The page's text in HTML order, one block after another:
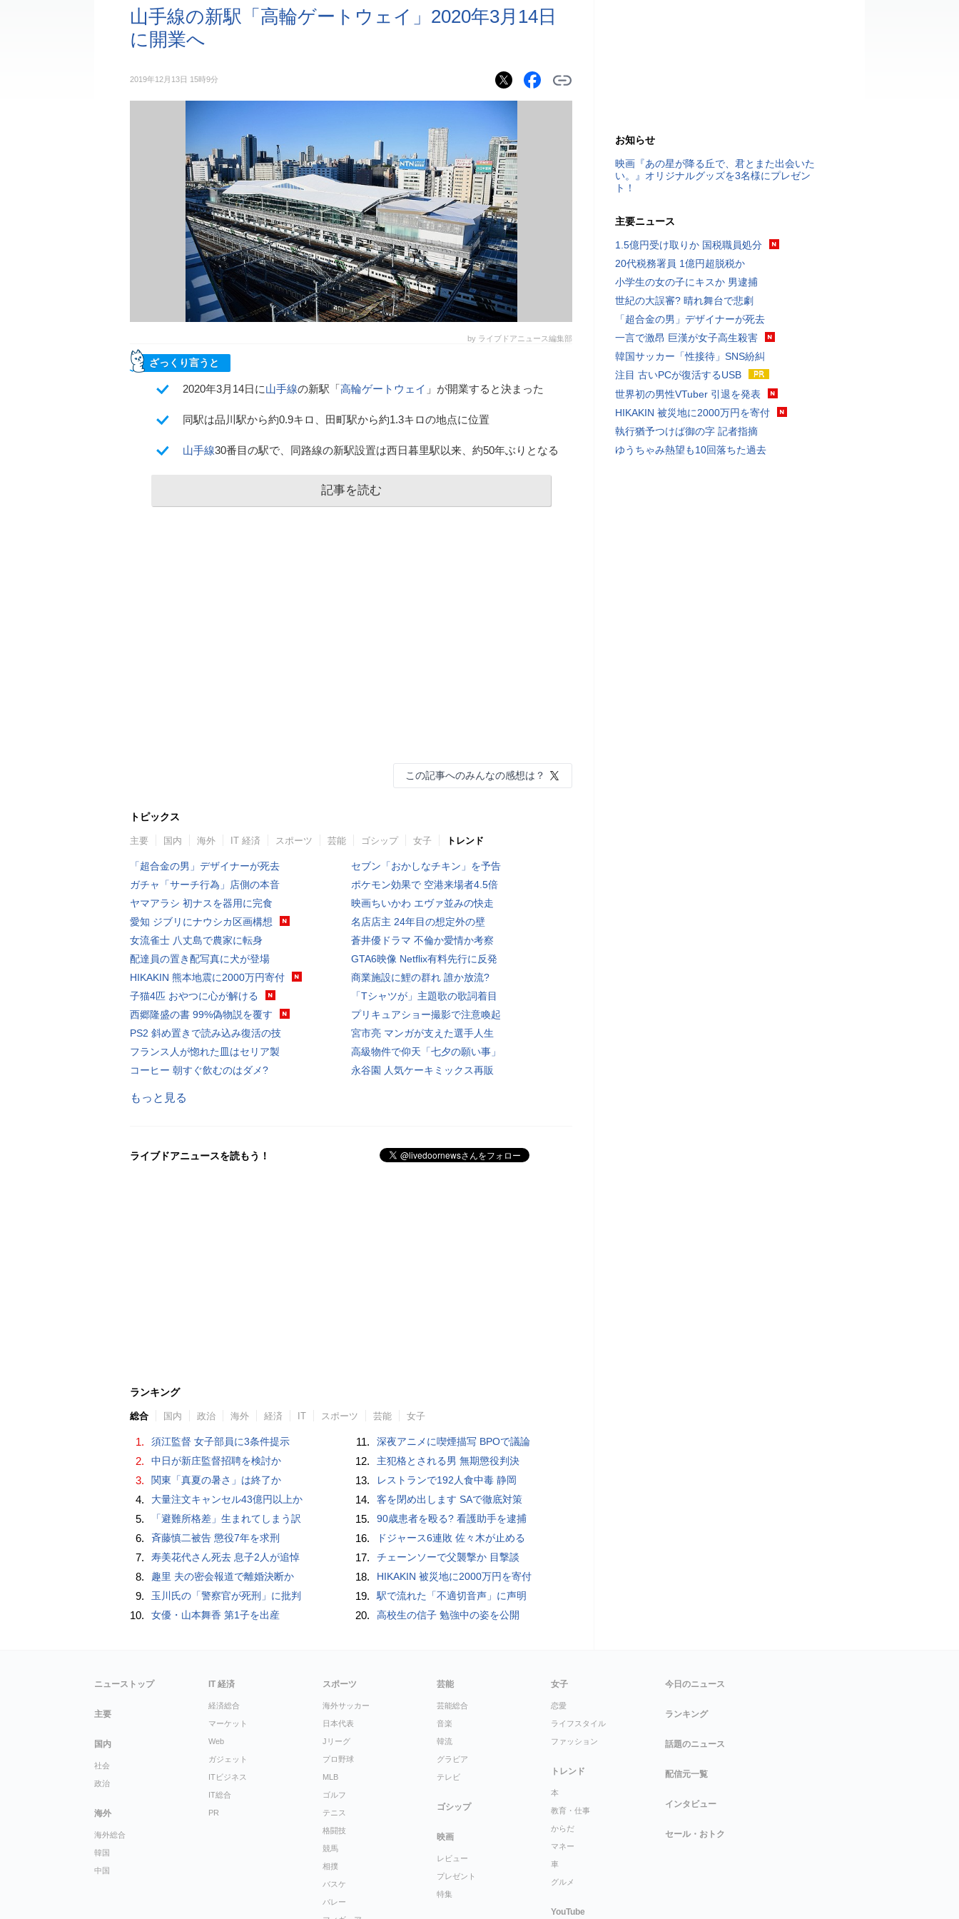
山手線の新駅「高輪ゲートウェイ」2020年3月14日
に開業へ
2019年12月13日 15時9分
by ライブドアニュース編集部
ざっくり言うと
2020年3月14日に山手線の新駅「高輪ゲートウェイ 」が開業すると決まった
同駅は品川駅から約0.9キロ、田町駅から約1.3キロの地点に位置
山手線30番目の駅で、同路線の新駅設置は西日暮里駅以来、約50年ぶりとなる
記事を読む
この記事へのみんなの感想は？
トピックス
主要 国内 海外 IT 経済 スポーツ 芸能 ゴシップ 女子 トレンド
「超合金の男」デザイナーが死去
ガチャ「サーチ行為」店側の本音
ヤマアラシ 初ナスを器用に完食
愛知 ジブリにナウシカ区画構想
女流雀士 八丈島で農家に転身
配達員の置き配写真に犬が登場
HIKAKIN 熊本地震に2000万円寄付
子猫4匹 おやつに心が解ける
西郷隆盛の書 99%偽物説を覆す
PS2 斜め置きで読み込み復活の技
フランス人が惚れた皿はセリア製
コーヒー 朝すぐ飲むのはダメ?
セブン「おかしなチキン」を予告
ポケモン効果で 空港来場者4.5倍
映画ちいかわ エヴァ並みの快走
名店店主 24年目の想定外の壁
蒼井優ドラマ 不倫か愛情か考察
GTA6映像 Netflix有料先行に反発
商業施設に鯉の群れ 誰か放流?
「Tシャツが」主題歌の歌詞着目
プリキュアショー撮影で注意喚起
宮市亮 マンガが支えた選手人生
高級物件で仰天「七夕の願い事」
永谷園 人気ケーキミックス再販
もっと見る
ライブドアニュースを読もう！
ランキング
総合 国内 政治 海外 経済 IT スポーツ 芸能 女子
1. 須江監督 女子部員に3条件提示
2. 中日が新庄監督招聘を検討か
3. 関東「真夏の暑さ」は終了か
4. 大量注文キャンセル43億円以上か
5. 「避難所格差」生まれてしまう訳
6. 斉藤慎二被告 懲役7年を求刑
7. 寿美花代さん死去 息子2人が追悼
8. 趣里 夫の密会報道で離婚決断か
9. 玉川氏の「警察官が死刑」に批判
10. 女優・山本舞香 第1子を出産
11. 深夜アニメに喫煙描写 BPOで議論
12. 主犯格とされる男 無期懲役判決
13. レストランで192人食中毒 静岡
14. 客を閉め出します SAで徹底対策
15. 90歳患者を殴る? 看護助手を逮捕
16. ドジャース6連敗 佐々木が止める
17. チェーンソーで父襲撃か 目撃談
18. HIKAKIN 被災地に2000万円を寄付
19. 駅で流れた「不適切音声」に声明
20. 高校生の信子 勉強中の姿を公開
お知らせ
映画『あの星が降る丘で、君とまた出会いた
い。』オリジナルグッズを3名様にプレゼン
ト！
主要ニュース
1.5億円受け取りか 国税職員処分
20代税務署員 1億円超脱税か
小学生の女の子にキスか 男逮捕
世紀の大誤審? 晴れ舞台で悲劇
「超合金の男」デザイナーが死去
一言で激昂 巨漢が女子高生殺害
韓国サッカー「性接待」SNS紛糾
注目 古いPCが復活するUSB
世界初の男性VTuber 引退を発表
HIKAKIN 被災地に2000万円を寄付
執行猶予つけば御の字 記者指摘
ゆうちゃみ熱望も10回落ちた過去
ニューストップ
主要
国内
社会
政治
海外
海外総合
韓国
中国
IT 経済
経済総合
マーケット
Web
ガジェット
ITビジネス
IT総合
PR
スポーツ
海外サッカー
日本代表
Jリーグ
プロ野球
MLB
ゴルフ
テニス
格闘技
競馬
相撲
バスケ
バレー
芸能
芸能総合
音楽
韓流
グラビア
テレビ
ゴシップ
映画
レビュー
プレゼント
特集
女子
恋愛
ライフスタイル
ファッション
トレンド
本
教育・仕事
からだ
マネー
車
グルメ
YouTube
今日のニュース
ランキング
話題のニュース
配信元一覧
インタビュー
セール・おトク